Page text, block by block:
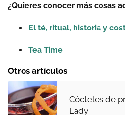
¿Quieres conocer más cosas
El té, ritual, historia y
Tea Time
Otros artículos
Cócteles de
Lady